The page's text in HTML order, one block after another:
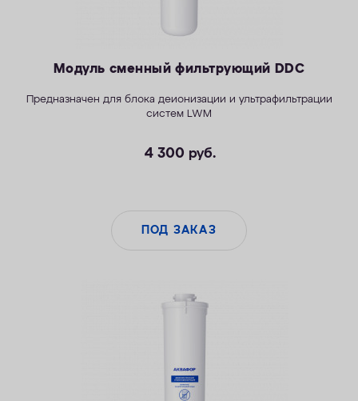
Модуль сменный фильтрующий DDC
Предназначен для блока деионизации и ультрафильтрации
систем LWM
4 300 руб.
ПОД ЗАКАЗ